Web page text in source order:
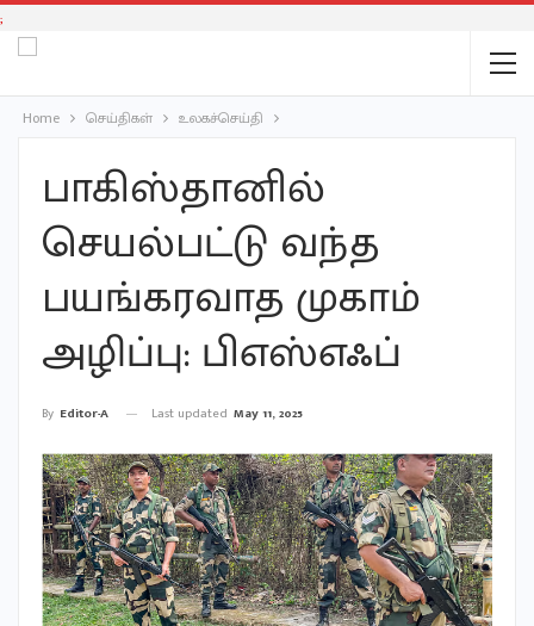
;
Home செய்திகள் உலகச்செய்தி
பாகிஸ்தானில்
செயல்பட்டு வந்த
பயங்கரவாத முகாம்
அழிப்பு: பிஎஸ்எஃப்
By Editor-A Last updated May 11, 2025